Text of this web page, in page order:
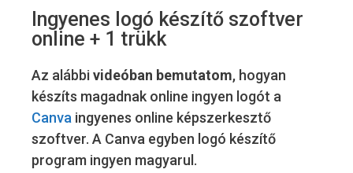
Ingyenes logó készítő szoftver
online + 1 trükk
Az alábbivideóban bemutatom, hogyan
készíts magadnak online ingyen logót a
Canva ingyenes online képszerkesztő
szoftver. A Canva egyben logó készítő
program ingyen magyarul.